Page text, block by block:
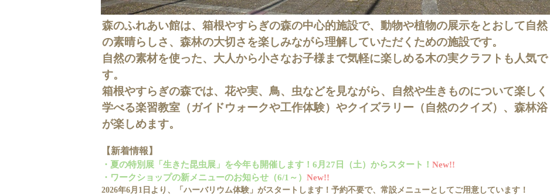
森のふれあい館は、箱根やすらぎの森の中心的施設で、動物や植物の展示をとおして自然
の素晴らしさ、森林の大切さを楽しみながら理解していただくための施設です。
自然の素材を使った、大人から小さなお子様まで気軽に楽しめる木の実クラフトも人気で
す。
箱根やすらぎの森では、花や実、鳥、虫などを見ながら、自然や生きものについて楽しく
学べる楽習教室（ガイドウォークや工作体験）やクイズラリー（自然のクイズ）、森林浴
が楽しめます。
【新着情報】
・夏の特別展「生きた昆虫展」を今年も開催します！6月27日（土）からスタート！New!!
・ワークショップの新メニューのお知らせ（6/1～）New!!
2026年6月1日より、「ハーバリウム体験」がスタートします！予約不要で、常設メニューとしてご用意しています！